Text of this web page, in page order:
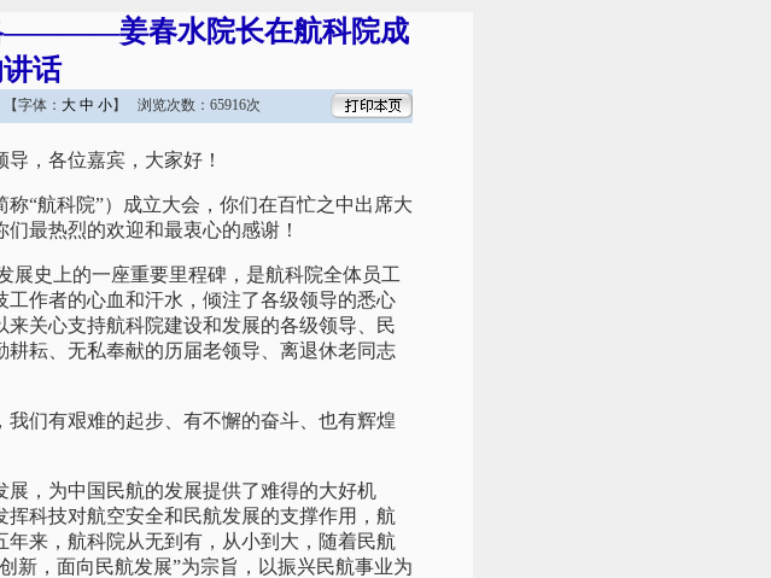
————姜春水院长在航科院成
话
字体： 大 中 小】 浏览次数：65916次
，各位嘉宾，大家好！
“航科院”）成立大会，你们在百忙之中出席大
最热烈的欢迎和最衷心的感谢！
史上的一座重要里程碑，是航科院全体员工
作者的心血和汗水，倾注了各级领导的悉心
关心支持航科院建设和发展的各级领导、民
耘、无私奉献的历届老领导、离退休老同志
们有艰难的起步、有不懈的奋斗、也有辉煌
，为中国民航的发展提供了难得的大好机
科技对航空安全和民航发展的支撑作用，航
来，航科院从无到有，从小到大，随着民航
新，面向民航发展”为宗旨，以振兴民航事业为